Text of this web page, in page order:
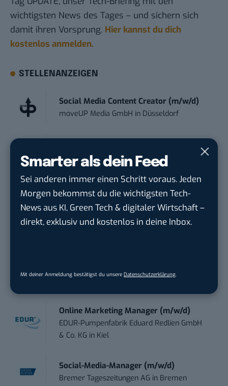
Smarter als dein Feed
Sei anderen immer einen Schritt voraus. Jeden
Morgen bekommst du die wichtigsten Tech-
News aus KI, Green Tech & digitaler Wirtschaft –
direkt, exklusiv und kostenlos in deine Inbox.
Mit deiner Anmeldung bestätigst du unsere Datenschutzerklärung.
wichtigsten News des Tages – und sichern sich
damit ihren Vorsprung. Hier kannst du dich
kostenlos anmelden.
STELLENANZEIGEN
Social Media Content Creator (m/w/d)
moveUP Media GmbH in Düsseldorf
touristische...
trendtours Holding GmbHinEschborn
Social Media Manager (m/w/d)
Autohaus Royal GmbHinBerlin
Horhausen
Online Marketing Manager (m/w/d)
EDUR-Pumpenfabrik Eduard Redlien GmbH
& Co. KG in Kiel
Social-Media-Manager (m/w/d)
Bremer Tageszeitungen AG in Bremen